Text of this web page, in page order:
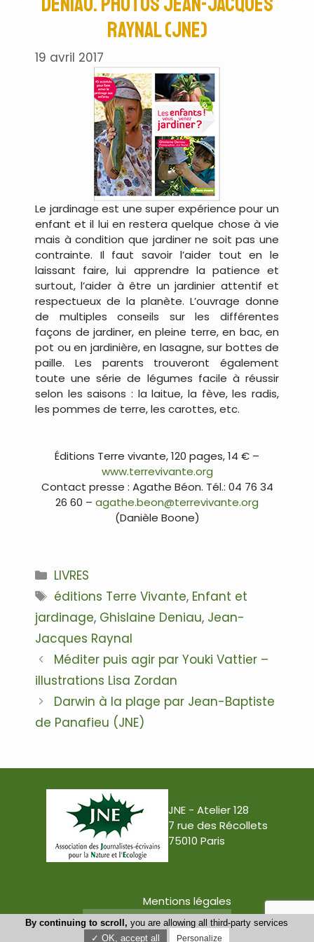
Raynal (JNE)
19 avril 2017
Le jardinage est une super expérience pour un
enfant et il lui en restera quelque chose à vie
mais à condition que jardiner ne soit pas une
contrainte. Il faut savoir l’aider tout en le
laissant faire, lui apprendre la patience et
surtout, l’aider à être un jardinier attentif et
respectueux de la planète. L’ouvrage donne
de multiples conseils sur les différentes
façons de jardiner, en pleine terre, en bac, en
pot ou en jardinière, en lasagne, sur bottes de
paille. Les parents trouveront également
toute une série de légumes facile à réussir
selon les saisons : la laitue, la fève, les radis,
les pommes de terre, les carottes, etc.
Éditions Terre vivante, 120 pages, 14 € –
www.terrevivante.org
Contact presse : Agathe Béon. Tél.: 04 76 34
26 60 – agathe.beon@terrevivante.org
(Danièle Boone)
Catégories
LIVRES
Étiquettes
éditions Terre Vivante, Enfant et
jardinage, Ghislaine Deniau, Jean-
Jacques Raynal
Navigation
des
Méditer puis agir par Youki Vattier –
illustrations Lisa Zordan
Darwin à la plage par Jean-Baptiste
de Panafieu (JNE)
JNE - Atelier 128
7 rue des Récollets
75010 Paris
Mentions légales
Conception : Tabula Rasa
By continuing to scroll, you are allowing all third-party services
✓ OK, accept all
Personalize